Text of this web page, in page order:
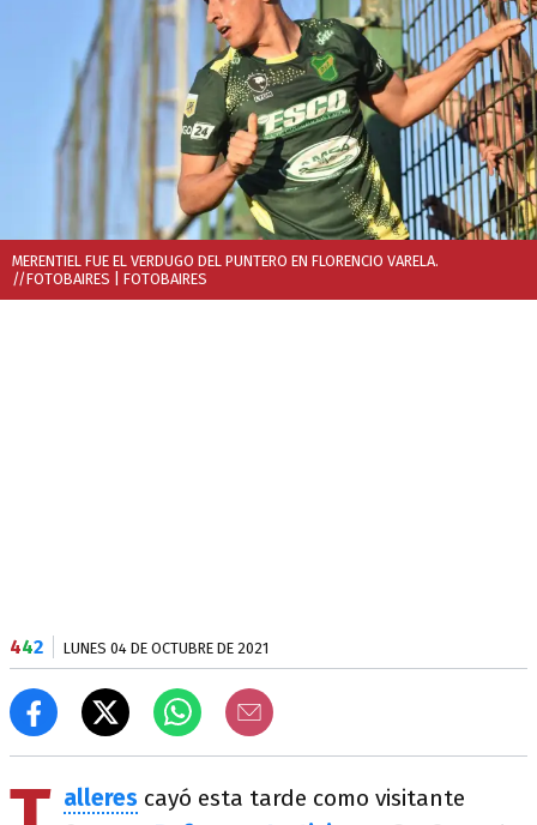
MERENTIEL FUE EL VERDUGO DEL PUNTERO EN FLORENCIO VARELA.
//FOTOBAIRES | FOTOBAIRES
442 LUNES 04 DE OCTUBRE DE 2021
alleres cayó esta tarde como visitante